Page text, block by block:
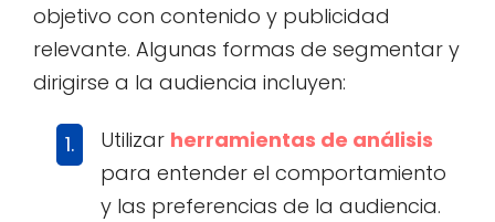
objetivo con contenido y publicidad
relevante. Algunas formas de segmentar y
dirigirse a la audiencia incluyen:
Utilizar herramientas de análisis
para entender el comportamiento
y las preferencias de la audiencia.